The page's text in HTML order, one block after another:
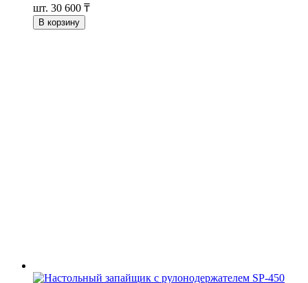
шт. 30 600 ₸
В корзину